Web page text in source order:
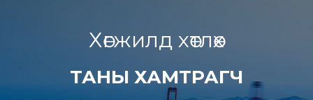
Хөгжилд хөтлөх
ТАНЫ ХАМТРАГЧ